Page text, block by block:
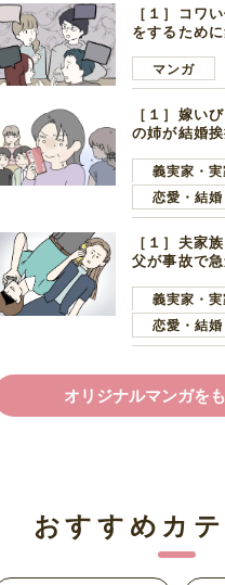
［１］コワ
をするため
好きの男の子
マンガ
［１］嫁い
の姉が結婚
義実家・実
恋愛・結婚
［１］夫家
父が事故で
ます夫
義実家・実
恋愛・結婚
オリジナルマンガを
おすすめカ